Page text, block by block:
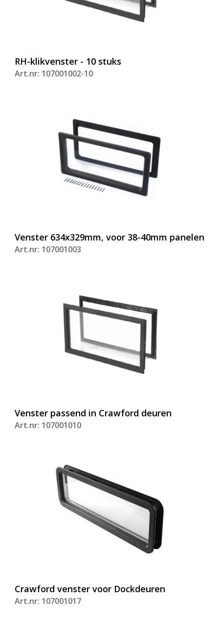
RH-klikvenster - 10 stuks
Art.nr: 107001002-10
Venster 634x329mm, voor 38-40mm panelen
Art.nr: 107001003
Venster passend in Crawford deuren
Art.nr: 107001010
Crawford venster voor Dockdeuren
Art.nr: 107001017